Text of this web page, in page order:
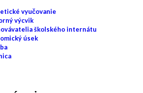
vyučovanie
výcvik
školského internátu
úsek